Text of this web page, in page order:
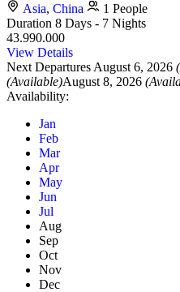
Asia, China
1 People
Duration 8 Days - 7 Nights
43.990.000
View Details
Next Departures August 6, 2026
(Available)August 8, 2026
Availability:
Jan
Feb
Mar
Apr
May
Jun
Jul
Aug
Sep
Oct
Nov
Dec